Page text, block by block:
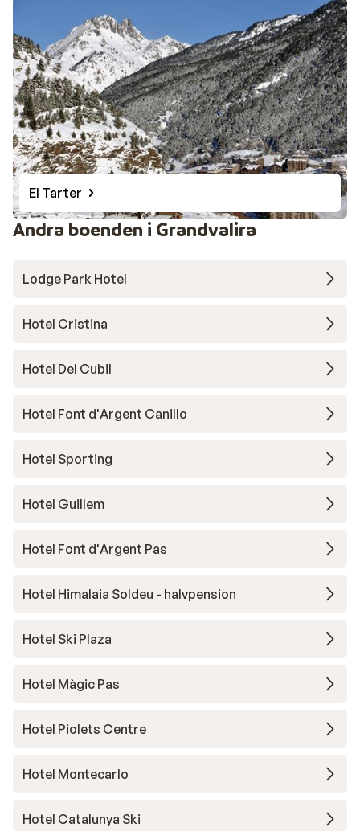
El Tarter
Andra boenden i Grandvalira
Lodge Park Hotel
Hotel Cristina
Hotel Del Cubil
Hotel Font d'Argent Canillo
Hotel Sporting
Hotel Guillem
Hotel Font d'Argent Pas
Hotel Himalaia Soldeu - halvpension
Hotel Ski Plaza
Hotel Màgic Pas
Hotel Piolets Centre
Hotel Montecarlo
Hotel Catalunya Ski